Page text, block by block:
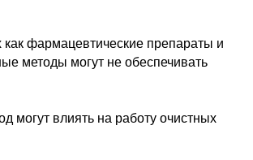
фармацевтические препараты и
методы могут не обеспечивать
могут влиять на работу очистных